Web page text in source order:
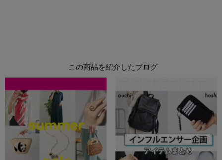
この商品を紹介したブログ